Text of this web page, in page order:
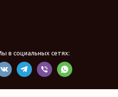
в социальных сетях: